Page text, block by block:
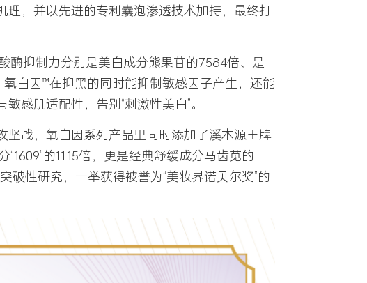
，并以先进的专利囊泡渗透技术加持，最终打
酶抑制力分别是美白成分熊果苷的7584倍、是
白因™在抑黑的同时能抑制敏感因子产生，还能
感肌适配性，告别“刺激性美白”。
战，氧白因系列产品里同时添加了溪木源王牌
的11.15倍，更是经典舒缓成分马齿苋的
破性研究，一举获得被誉为“美妆界诺贝尔奖”的